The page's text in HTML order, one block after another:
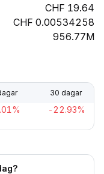
19.64
0.00534258
956.77M
30 dagar
-22.93%